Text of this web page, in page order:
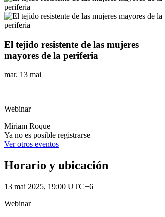
El tejido resistente de las mujeres
mayores de la periferia
mar. 13 mai
|
Webinar
Miriam Roque
Ya no es posible registrarse
Ver otros eventos
Horario y ubicación
13 mai 2025, 19:00 UTC−6
Webinar